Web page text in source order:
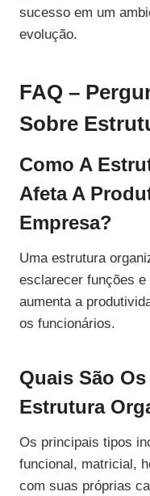
sucesso em um
evolução.
FAQ –
Sobre
Como A
Afeta A
Empresa?
Uma estrutura
esclarecer funções
aumenta a
os funcionários.
Quais São
Estrutura
Os principais tipos
funcional, matricial,
com suas próprias